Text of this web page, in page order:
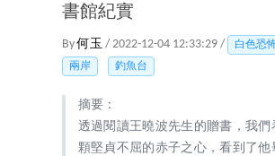
書館紀實
By何玉 / 2022-12-04 12:33:29 /
白色恐
兩岸
釣魚台
摘要：
透過閱讀王曉波先生的贈書，我們
顆堅貞不屈的赤子之心，看到了他